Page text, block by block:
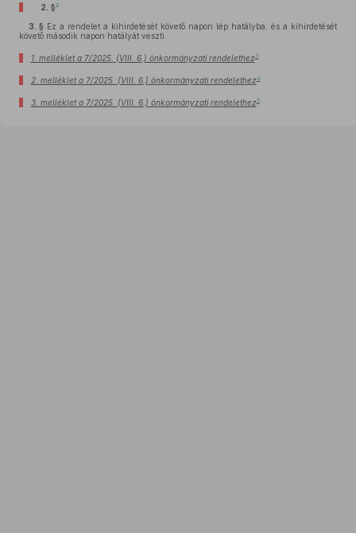
2. §2
3. § Ez a rendelet a kihirdetését követő napon lép hatályba, és a kihirdetését
követő második napon hatályát veszti.
1. melléklet a 7/2025. (VIII. 6.) önkormányzati rendelethez3
2. melléklet a 7/2025. (VIII. 6.) önkormányzati rendelethez4
3. melléklet a 7/2025. (VIII. 6.) önkormányzati rendelethez5